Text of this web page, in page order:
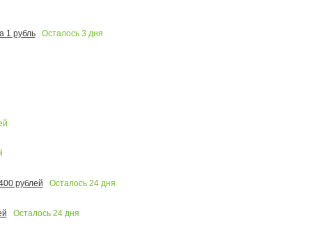
рубль Осталось 3 дня
рублей
Осталось 24дня
Осталось 24дня